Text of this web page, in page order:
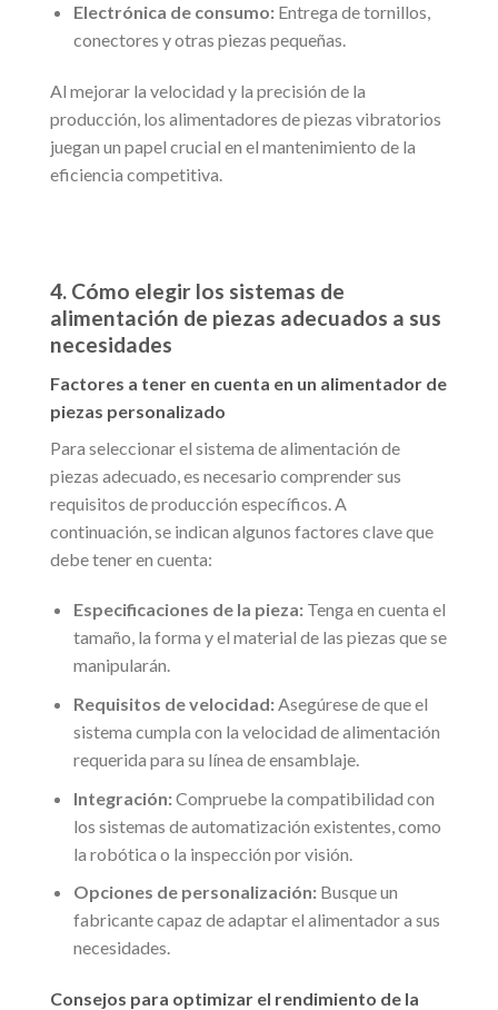
Electrónica de consumo:Entrega de tornillos,
conectores y otras piezas pequeñas.
Al mejorar la velocidad y la precisión de la
producción, los alimentadores de piezas vibratorios
juegan un papel crucial en el mantenimiento de la
eficiencia competitiva.
4. Cómo elegir los sistemas de
alimentación de piezas adecuados a sus
necesidades
Factores a tener en cuenta en un alimentador de
piezas personalizado
Para seleccionar el sistema de alimentación de
piezas adecuado, es necesario comprender sus
requisitos de producción específicos. A
continuación, se indican algunos factores clave que
debe tener en cuenta:
Especificaciones de la pieza:Tenga en cuenta el
tamaño, la forma y el material de las piezas que se
manipularán.
Requisitos de velocidad:Asegúrese de que el
sistema cumpla con la velocidad de alimentación
requerida para su línea de ensamblaje.
Integración:Compruebe la compatibilidad con
los sistemas de automatización existentes, como
la robótica o la inspección por visión.
Opciones de personalización:Busque un
fabricante capaz de adaptar el alimentador a sus
necesidades.
Consejos para optimizar el rendimiento de la